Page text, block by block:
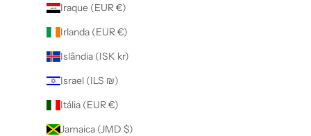
Iraque (EUR €)
Irlanda (EUR €)
Islândia (ISK kr)
Israel (ILS ₪)
Itália (EUR €)
Jamaica (JMD $)